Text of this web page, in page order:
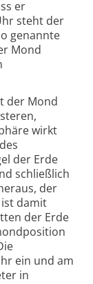
er
steht der
genannte
Mond
der Mond
wirkt
der Erde
schließlich
der
damit
der Erde
ein und am
in